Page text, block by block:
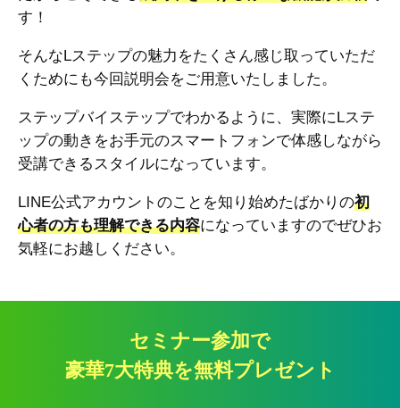
す！
そんなLステップの魅力をたくさん感じ取っていただ
くためにも今回説明会をご用意いたしました。
ステップバイステップでわかるように、実際にLステ
ップの動きをお手元のスマートフォンで体感しながら
受講できるスタイルになっています。
LINE公式アカウントのことを知り始めたばかりの初
心者の方も理解できる内容になっていますのでぜひお
気軽にお越しください。
セミナー参加で
豪華7大特典を無料プレゼント